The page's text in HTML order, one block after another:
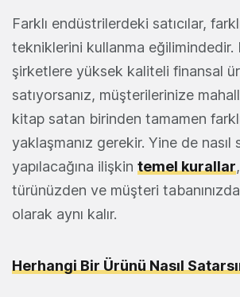
Farklı endüstrilerdeki satıcılar,
tekniklerini kullanma eğilimindedir.
şirketlere yüksek kaliteli finansal
satıyorsanız, müşterilerinize
kitap satan birinden tamamen
yaklaşmanız gerekir. Yine de nasıl
yapılacağına ilişkin temel kurallar
türünüzden ve müşteri
olarak aynı kalır.
Herhangi Bir Ürünü Nasıl